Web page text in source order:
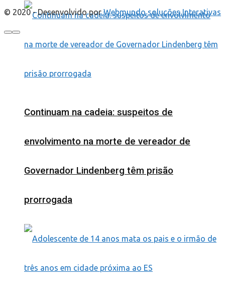
Continuam na cadeia: suspeitos de
envolvimento na morte de vereador de
Governador Lindenberg têm prisão
prorrogada
© 2020 - Desenvolvido porWebmundo soluções Interativas